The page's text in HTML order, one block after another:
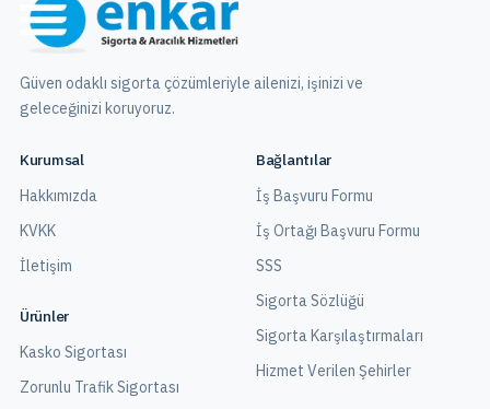
Güven odaklı sigorta çözümleriyle ailenizi, işinizi ve
geleceğinizi koruyoruz.
Kurumsal
Hakkımızda
KVKK
İletişim
Ürünler
Kasko Sigortası
Zorunlu Trafik Sigortası
Bağlantılar
İş Başvuru Formu
İş Ortağı Başvuru Formu
SSS
Sigorta Sözlüğü
Sigorta Karşılaştırmaları
Hizmet Verilen Şehirler